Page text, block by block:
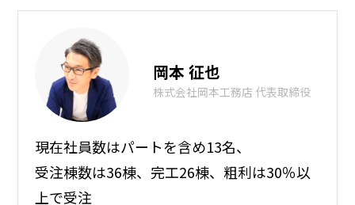
岡本 征也
株式会社岡本工務店 代表取締役
現在社員数はパートを含め13名、
受注棟数は36棟、完工26棟、粗利は30％以
上で受注